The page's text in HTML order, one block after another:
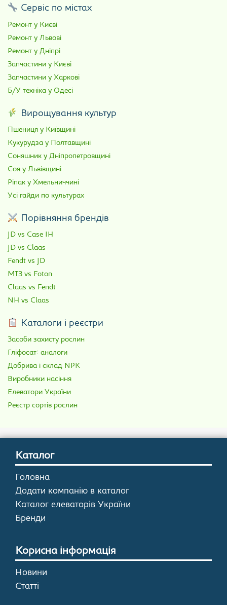
Сервіс по містах
Ремонт у Києві
Ремонт у Львові
Ремонт у Дніпрі
Запчастини у Києві
Запчастини у Харкові
Б/У техніка у Одесі
Вирощування культур
Пшениця у Київщині
Кукурудза у Полтавщині
Соняшник у Дніпропетровщині
Соя у Львівщині
Ріпак у Хмельниччині
Усі гайди по культурах
Порівняння брендів
JD vs Case IH
JD vs Claas
Fendt vs JD
МТЗ vs Foton
Claas vs Fendt
NH vs Claas
Каталоги і реєстри
Засоби захисту рослин
Гліфосат: аналоги
Добрива і склад NPK
Виробники насіння
Елеватори України
Реєстр сортів рослин
Каталог
Головна
Додати компанію в каталог
Каталог елеваторів України
Бренди
Корисна інформація
Новини
Статті